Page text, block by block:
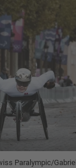
Paralympic/